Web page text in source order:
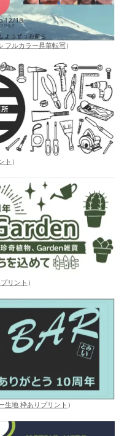
フルカラー昇華転写）
ト ）
リント ）
生地 枠ありプリント ）